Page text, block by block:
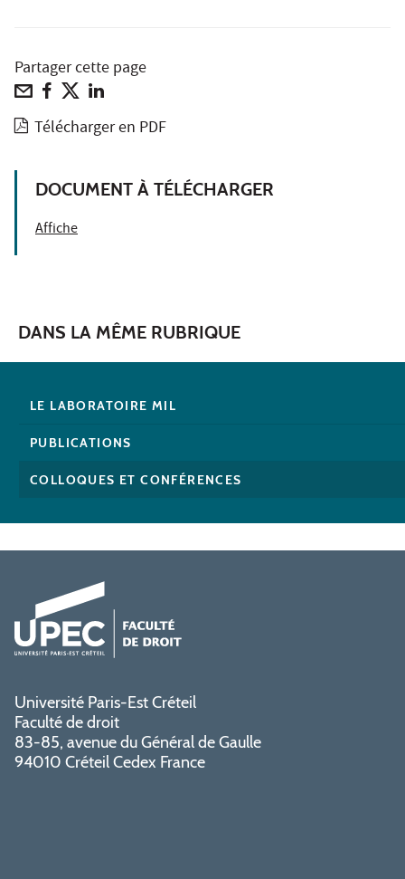
Partager cette page
Télécharger en PDF
DOCUMENT À TÉLÉCHARGER
Affiche
DANS LA MÊME RUBRIQUE
LE LABORATOIRE MIL
PUBLICATIONS
COLLOQUES ET CONFÉRENCES
Université Paris-Est Créteil
Faculté de droit
83-85, avenue du Général de Gaulle
94010 Créteil Cedex France